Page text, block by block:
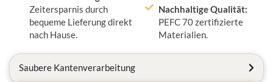
Zeitersparnis durch
bequeme Lieferung direkt
nach Hause.
Nachhaltige Qualität:
PEFC 70 zertifizierte
Materialien.
Saubere Kantenverarbeitung